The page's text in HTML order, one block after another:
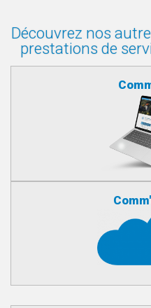
Découvrez nos
prestations de